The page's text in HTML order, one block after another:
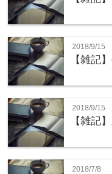
2018/9/15
【雑記
2018/9/15
【雑記
2018/7/8